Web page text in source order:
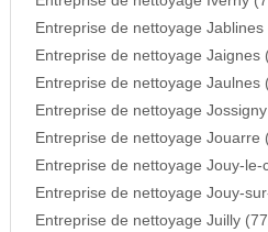
Entreprise de nettoyage Jablines
Entreprise de nettoyage Jaignes
Entreprise de nettoyage Jaulnes
Entreprise de nettoyage
Entreprise de nettoyage Jouarre
Entreprise de nettoyage Jouy-le-
Entreprise de nettoyage Jouy-
Entreprise de nettoyage Juilly